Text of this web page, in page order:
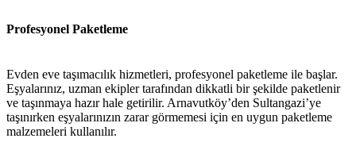
Profesyonel Paketleme
Evden eve taşımacılık hizmetleri, profesyonel paketleme ile başlar.
Eşyalarınız, uzman ekipler tarafından dikkatli bir şekilde paketlenir
ve taşınmaya hazır hale getirilir. Arnavutköy’den Sultangazi’ye
taşınırken eşyalarınızın zarar görmemesi için en uygun paketleme
malzemeleri kullanılır.